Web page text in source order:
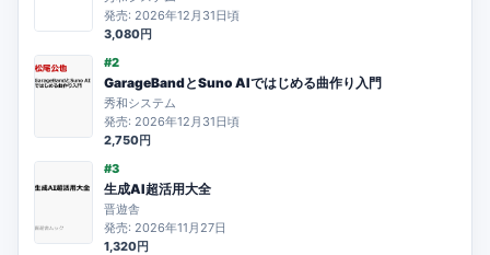
発売: 2026年12月31日頃
3,080円
#2
GarageBandとSuno AIではじめる曲作り入門
秀和システム
発売: 2026年12月31日頃
2,750円
#3
生成AI超活用大全
晋遊舎
発売: 2026年11月27日
1,320円